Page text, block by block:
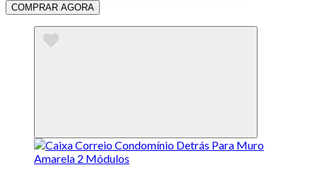
COMPRAR AGORA